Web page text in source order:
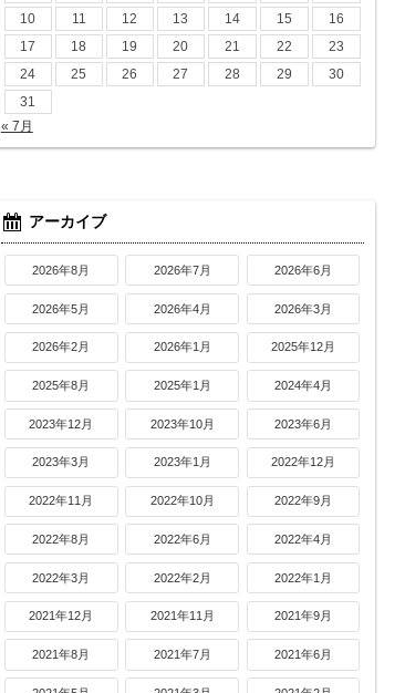
10
11 12 13 14 15
16
17
18 19 20 21 22
23
24
25 26 27 28 29
30
31
« 7月
アーカイブ
2026年8月 2026年7月 2026年6月
2026年5月 2026年4月 2026年3月
2026年2月 2026年1月 2025年12月
2025年8月 2025年1月 2024年4月
2023年12月 2023年10月 2023年6月
2023年3月 2023年1月 2022年12月
2022年11月 2022年10月 2022年9月
2022年8月 2022年6月 2022年4月
2022年3月 2022年2月 2022年1月
2021年12月 2021年11月 2021年9月
2021年8月 2021年7月 2021年6月